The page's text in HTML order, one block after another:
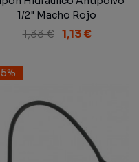
1/2" Macho Rojo
1,33 € 1,13 €